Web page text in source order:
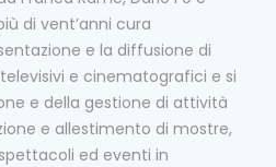
di vent’anni cura
e la diffusione di
e cinematografici e si
e della gestione di attività
e allestimento di mostre,
ed eventi in